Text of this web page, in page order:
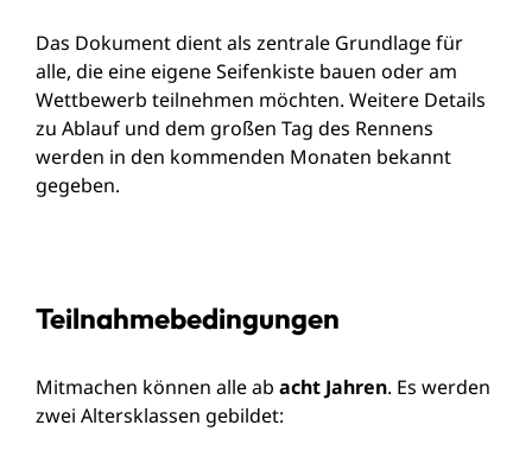
Das Dokument dient als zentrale Grundlage für
alle, die eine eigene Seifenkiste bauen oder am
Wettbewerb teilnehmen möchten. Weitere Details
zu Ablauf und dem großen Tag des Rennens
werden in den kommenden Monaten bekannt
gegeben.
Teilnahmebedingungen
Mitmachen können alle ab acht Jahren. Es werden
zwei Altersklassen gebildet: